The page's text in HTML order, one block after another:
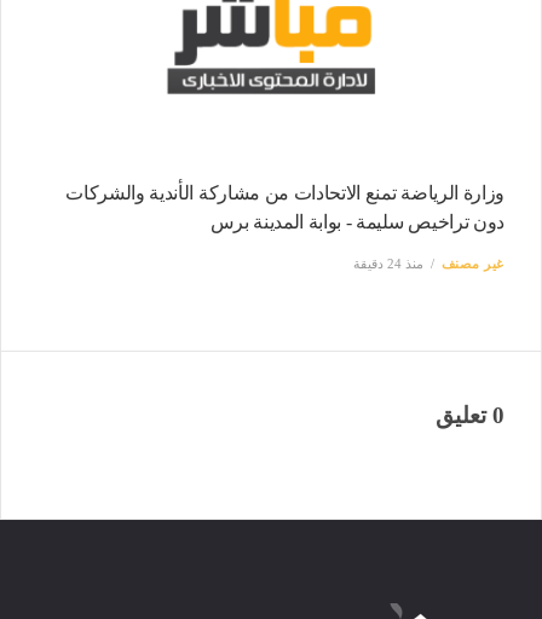
وزارة الرياضة تمنع الاتحادات من مشاركة الأندية والشركات
دون تراخيص سليمة - بوابة المدينة برس
غير مصنف منذ 24 دقيقة
0 تعليق